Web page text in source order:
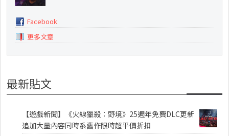
Facebook
更多文章
最新貼文
【遊戲新聞】《火線獵殺：野境》25週年免費DLC更新
追加大量內容同時系舊作限時超平價折扣